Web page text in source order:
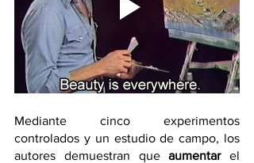
Mediante cinco experimentos
controlados y un estudio de campo, los
autores demuestran que aumentar el